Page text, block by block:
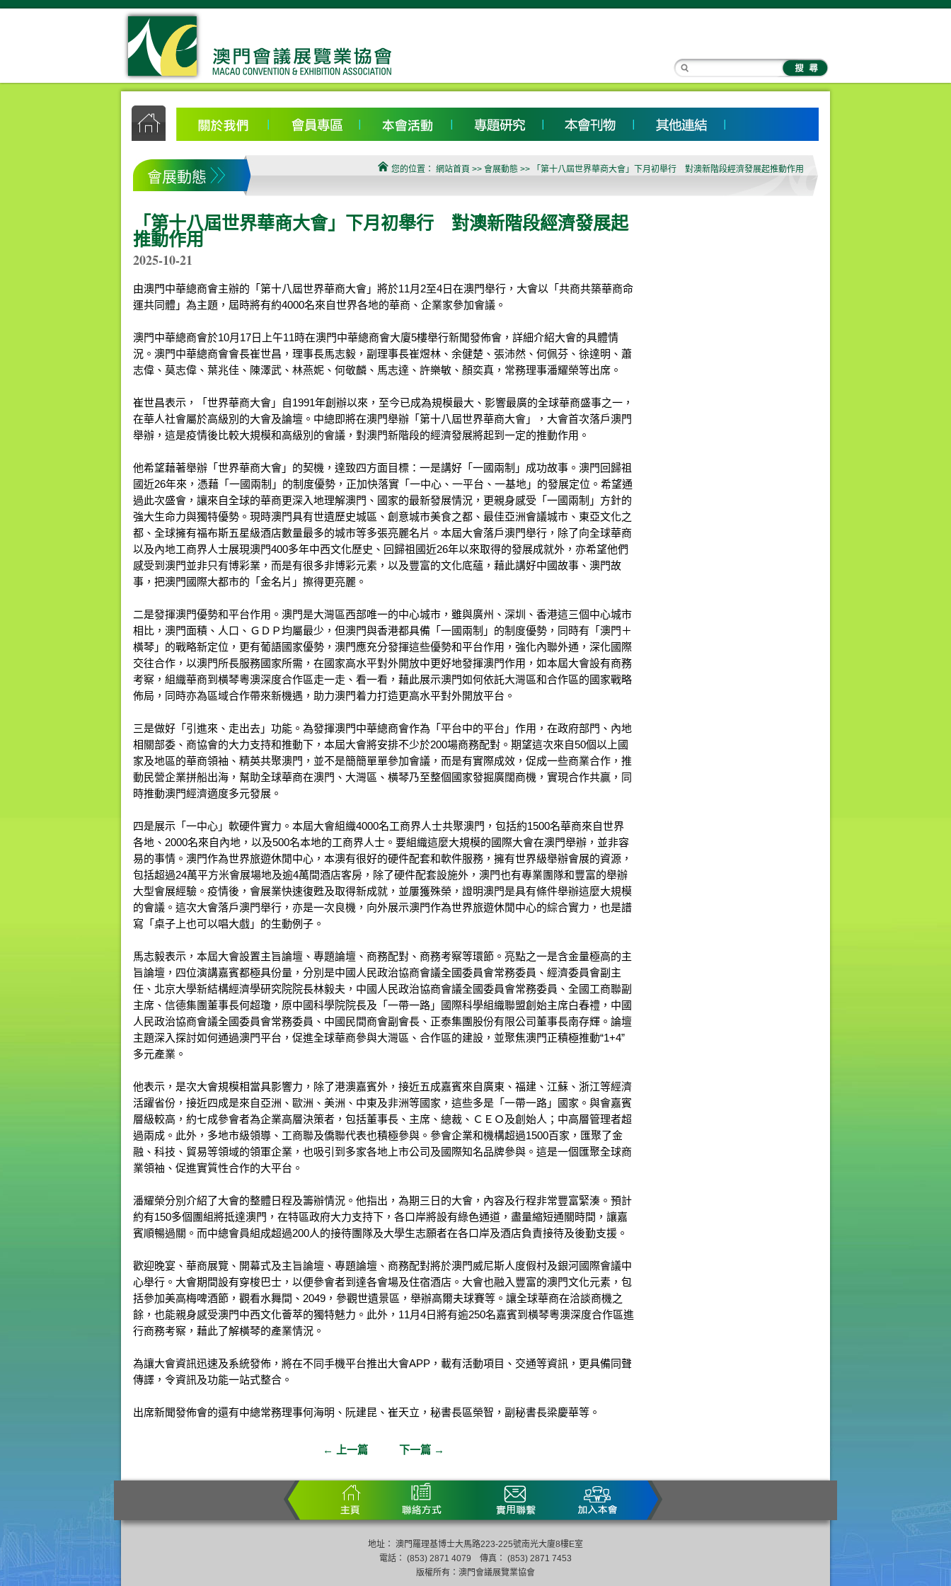
會展動態 您的位置： 網站首頁 >> 會展動態 >> 「第十八屆世界華商大會」下月初舉行 對澳新階段經濟發展起推動作用
「第十八屆世界華商大會」下月初舉行 對澳新階段經濟發展起
推動作用
2025-10-21
由澳門中華總商會主辦的「第十八屆世界華商大會」將於11月2至4日在澳門舉行，大會以「共商共築華商命
運共同體」為主題，屆時將有約4000名來自世界各地的華商、企業家參加會議。
澳門中華總商會於10月17日上午11時在澳門中華總商會大廈5樓舉行新聞發佈會，詳細介紹大會的具體情
況。澳門中華總商會會長崔世昌，理事長馬志毅，副理事長崔煜林、余健楚、張沛然、何佩芬、徐達明、蕭
志偉、莫志偉、葉兆佳、陳澤武、林燕妮、何敬麟、馬志達、許樂敏、顏奕真，常務理事潘耀榮等出席。
崔世昌表示，「世界華商大會」自1991年創辦以來，至今已成為規模最大、影響最廣的全球華商盛事之一，
在華人社會屬於高級別的大會及論壇。中總即將在澳門舉辦「第十八屆世界華商大會」，大會首次落戶澳門
舉辦，這是疫情後比較大規模和高級別的會議，對澳門新階段的經濟發展將起到一定的推動作用。
他希望藉著舉辦「世界華商大會」的契機，達致四方面目標：一是講好「一國兩制」成功故事。澳門回歸祖
國近26年來，憑藉「一國兩制」的制度優勢，正加快落實「一中心、一平台、一基地」的發展定位。希望通
過此次盛會，讓來自全球的華商更深入地理解澳門、國家的最新發展情況，更親身感受「一國兩制」方針的
強大生命力與獨特優勢。現時澳門具有世遺歷史城區、創意城市美食之都、最佳亞洲會議城市、東亞文化之
都、全球擁有福布斯五星級酒店數量最多的城市等多張亮麗名片。本屆大會落戶澳門舉行，除了向全球華商
以及內地工商界人士展現澳門400多年中西文化歷史、回歸祖國近26年以來取得的發展成就外，亦希望他們
感受到澳門並非只有博彩業，而是有很多非博彩元素，以及豐富的文化底蘊，藉此講好中國故事、澳門故
事，把澳門國際大都市的「金名片」擦得更亮麗。
二是發揮澳門優勢和平台作用。澳門是大灣區西部唯一的中心城市，雖與廣州、深圳、香港這三個中心城市
相比，澳門面積、人口、ＧＤＰ均屬最少，但澳門與香港都具備「一國兩制」的制度優勢，同時有「澳門＋
橫琴」的戰略新定位，更有葡語國家優勢，澳門應充分發揮這些優勢和平台作用，強化內聯外通，深化國際
交往合作，以澳門所長服務國家所需，在國家高水平對外開放中更好地發揮澳門作用，如本屆大會設有商務
考察，組織華商到橫琴粵澳深度合作區走一走、看一看，藉此展示澳門如何依託大灣區和合作區的國家戰略
佈局，同時亦為區域合作帶來新機遇，助力澳門着力打造更高水平對外開放平台。
三是做好「引進來、走出去」功能。為發揮澳門中華總商會作為「平台中的平台」作用，在政府部門、內地
相關部委、商協會的大力支持和推動下，本屆大會將安排不少於200場商務配對。期望這次來自50個以上國
家及地區的華商領袖、精英共聚澳門，並不是簡簡單單參加會議，而是有實際成效，促成一些商業合作，推
動民營企業拼船出海，幫助全球華商在澳門、大灣區、橫琴乃至整個國家發掘廣闊商機，實現合作共贏，同
時推動澳門經濟適度多元發展。
四是展示「一中心」軟硬件實力。本屆大會組織4000名工商界人士共聚澳門，包括約1500名華商來自世界
各地、2000名來自內地，以及500名本地的工商界人士。要組織這麼大規模的國際大會在澳門舉辦，並非容
易的事情。澳門作為世界旅遊休閒中心，本澳有很好的硬件配套和軟件服務，擁有世界級舉辦會展的資源，
包括超過24萬平方米會展場地及逾4萬間酒店客房，除了硬件配套設施外，澳門也有專業團隊和豐富的舉辦
大型會展經驗。疫情後，會展業快速復甦及取得新成就，並屢獲殊榮，證明澳門是具有條件舉辦這麼大規模
的會議。這次大會落戶澳門舉行，亦是一次良機，向外展示澳門作為世界旅遊休閒中心的綜合實力，也是譜
寫「桌子上也可以唱大戲」的生動例子。
馬志毅表示，本屆大會設置主旨論壇、專題論壇、商務配對、商務考察等環節。亮點之一是含金量極高的主
旨論壇，四位演講嘉賓都極具份量，分別是中國人民政治協商會議全國委員會常務委員、經濟委員會副主
任、北京大學新結構經濟學研究院院長林毅夫，中國人民政治協商會議全國委員會常務委員、全國工商聯副
主席、信德集團董事長何超瓊，原中國科學院院長及「一帶一路」國際科學組織聯盟創始主席白春禮，中國
人民政治協商會議全國委員會常務委員、中國民間商會副會長、正泰集團股份有限公司董事長南存輝。論壇
主題深入探討如何通過澳門平台，促進全球華商參與大灣區、合作區的建設，並聚焦澳門正積極推動“1+4”
多元產業。
他表示，是次大會規模相當具影響力，除了港澳嘉賓外，接近五成嘉賓來自廣東、福建、江蘇、浙江等經濟
活躍省份，接近四成是來自亞洲、歐洲、美洲、中東及非洲等國家，這些多是「一帶一路」國家。與會嘉賓
層級較高，約七成參會者為企業高層決策者，包括董事長、主席、總裁、ＣＥＯ及創始人；中高層管理者超
過兩成。此外，多地市級領導、工商聯及僑聯代表也積極參與。參會企業和機構超過1500百家，匯聚了金
融、科技、貿易等領域的領軍企業，也吸引到多家各地上市公司及國際知名品牌參與。這是一個匯聚全球商
業領袖、促進實質性合作的大平台。
潘耀榮分別介紹了大會的整體日程及籌辦情況。他指出，為期三日的大會，內容及行程非常豐富緊湊。預計
約有150多個團組將抵達澳門，在特區政府大力支持下，各口岸將設有綠色通道，盡量縮短通關時間，讓嘉
賓順暢過關。而中總會員組成超過200人的接待團隊及大學生志願者在各口岸及酒店負責接待及後勤支援。
歡迎晚宴、華商展覽、開幕式及主旨論壇、專題論壇、商務配對將於澳門威尼斯人度假村及銀河國際會議中
心舉行。大會期間設有穿梭巴士，以便參會者到達各會場及住宿酒店。大會也融入豐富的澳門文化元素，包
括參加美高梅啤酒節，觀看水舞間、2049，參觀世遺景區，舉辦高爾夫球賽等。讓全球華商在洽談商機之
餘，也能親身感受澳門中西文化薈萃的獨特魅力。此外，11月4日將有逾250名嘉賓到橫琴粵澳深度合作區進
行商務考察，藉此了解橫琴的產業情況。
為讓大會資訊迅速及系統發佈，將在不同手機平台推出大會APP，載有活動項目、交通等資訊，更具備同聲
傳譯，令資訊及功能一站式整合。
出席新聞發佈會的還有中總常務理事何海明、阮建昆、崔天立，秘書長區榮智，副秘書長梁慶華等。
← 上一篇 下一篇 →
地址： 澳門羅理基博士大馬路223-225號南光大廈8樓E室
電話： (853) 2871 4079 傳真： (853) 2871 7453
版權所有：澳門會議展覽業協會